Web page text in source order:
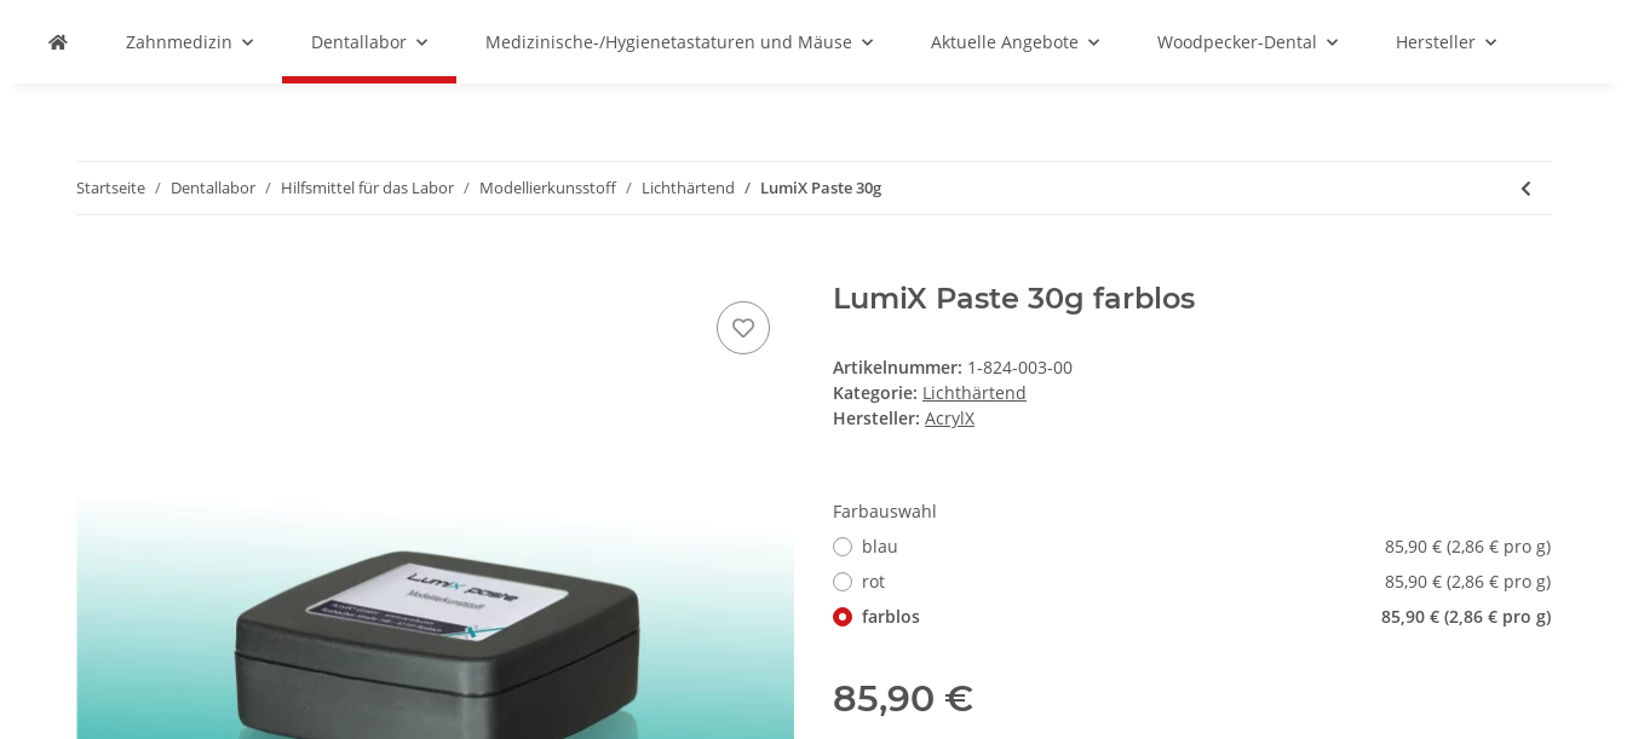
Zahnmedizin Dentallabor Medizinische-/Hygienetastaturen und Mäuse Aktuelle Angebote Woodpecker-Dental Hersteller
Startseite Dentallabor Hilfsmittel für das Labor Modellierkunsstoff Lichthärtend LumiX Paste 30g
LumiX Paste 30g farblos
Artikelnummer: 1-824-003-00
Kategorie: Lichthärtend
Hersteller: AcrylX
Farbauswahl
blau
85,90 € (2,86 € pro g)
rot
85,90 € (2,86 € pro g)
farblos
85,90 € (2,86 € pro g)
85,90 €